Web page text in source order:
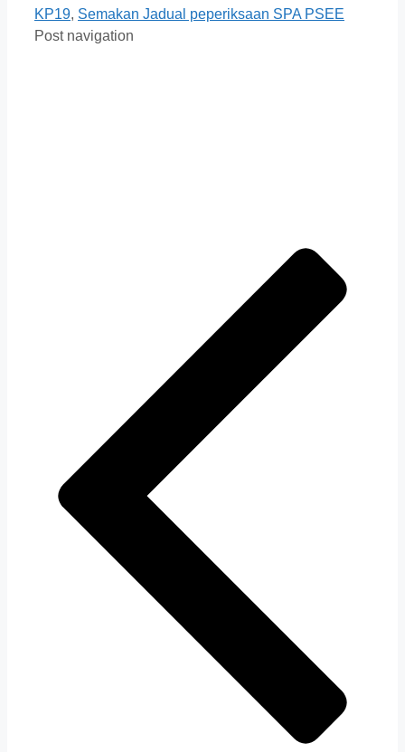
KP19, Semakan Jadual peperiksaan SPA PSEE
Post navigation